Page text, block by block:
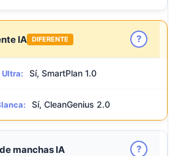
IA DIFERENTE ?
Ultra: Sí, SmartPlan 1.0
Sí, CleanGenius 2.0
manchas IA ?